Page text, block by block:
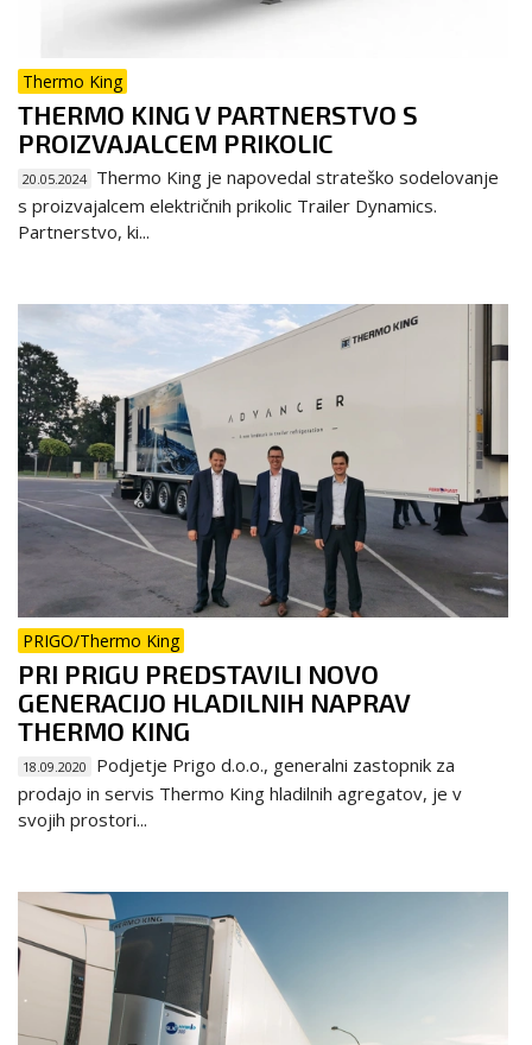
Thermo King
THERMO KING V PARTNERSTVO S
PROIZVAJALCEM PRIKOLIC
20.05.2024 Thermo King je napovedal strateško sodelovanje
s proizvajalcem električnih prikolic Trailer Dynamics.
Partnerstvo, ki...
PRIGO/Thermo King
PRI PRIGU PREDSTAVILI NOVO
GENERACIJO HLADILNIH NAPRAV
THERMO KING
18.09.2020
Podjetje Prigo d.o.o., generalni zastopnik za
prodajo in servis Thermo King hladilnih agregatov, je v
svojih prostori...